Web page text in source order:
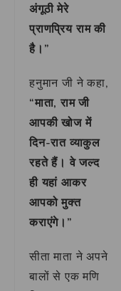
अंगूठी मेरे
प्राणप्रिय राम की
है।”
हनुमान जी ने कहा,
“माता, राम जी
आपकी खोज में
दिन-रात व्याकुल
रहते हैं। वे जल्द
ही यहां आकर
आपको मुक्त
कराएंगे।”
सीता माता ने अपने
बालों से एक मणि